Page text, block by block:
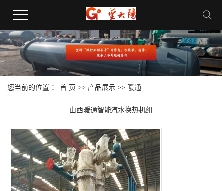
您当前的位置 ： 首 页 >> 产品展示 >> 暖通
山西暖通智能汽水换热机组